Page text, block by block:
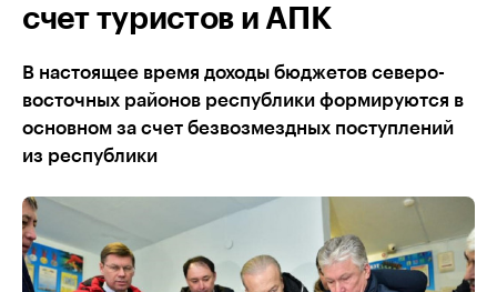
счет туристов и АПК
В настоящее время доходы бюджетов северо-
восточных районов республики формируются в
основном за счет безвозмездных поступлений
из республики